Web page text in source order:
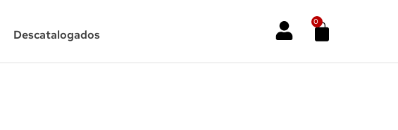
Descatalogados
0